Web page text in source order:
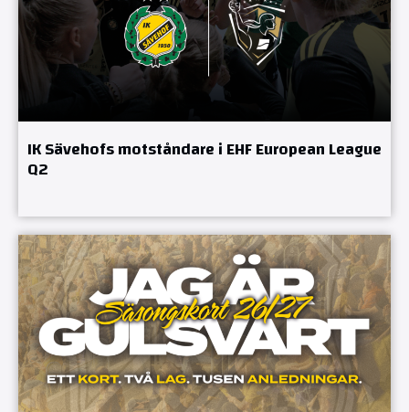
IK Sävehofs motståndare i EHF European League
Q2